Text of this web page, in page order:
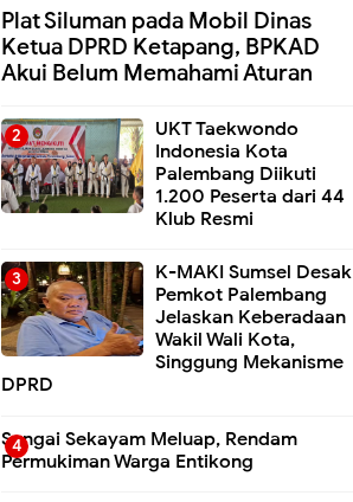
Plat Siluman pada Mobil Dinas
Ketua DPRD Ketapang, BPKAD
Akui Belum Memahami Aturan
UKT Taekwondo
Indonesia Kota
Palembang Diikuti
1.200 Peserta dari 44
Klub Resmi
K-MAKI Sumsel Desak
Pemkot Palembang
Jelaskan Keberadaan
Wakil Wali Kota,
Singgung Mekanisme
DPRD
Sungai Sekayam Meluap, Rendam
Permukiman Warga Entikong